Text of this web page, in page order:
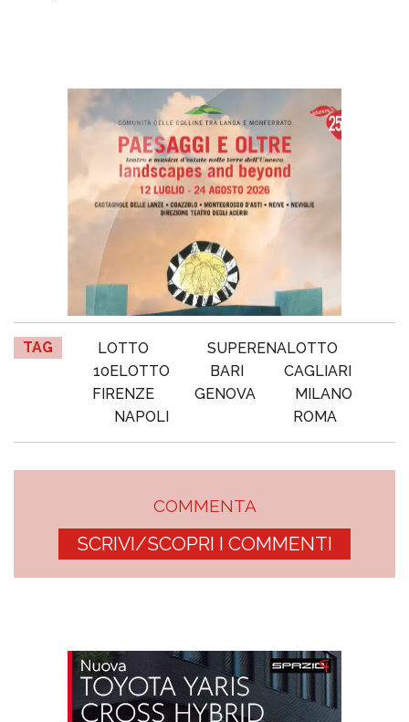
TAG LOTTO
SUPERENALOTTO
10ELOTTO
BARI
CAGLIARI
FIRENZE
GENOVA
MILANO
NAPOLI
ROMA
COMMENTA
SCRIVI/SCOPRI I COMMENTI